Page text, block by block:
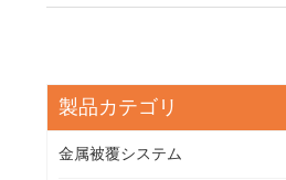
製品カテゴリ
金属被覆システム